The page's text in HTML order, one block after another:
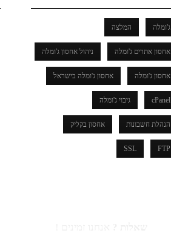
ג'ומלה המלצה
אחסון אתרים ג'ומלה ניהול אחסון ג'ומלה
אחסון ג'ומלה אחסון ג'ומלה בישראל
cPanel גיבוי ג'ומלה
הנהלת חשבונות אחסון בקליק
FTP
SSL